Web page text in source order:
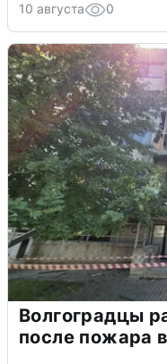
10 августа 0
Волгоградцы
после пожара